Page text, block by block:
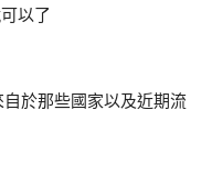
以了
於那些國家以及近期流